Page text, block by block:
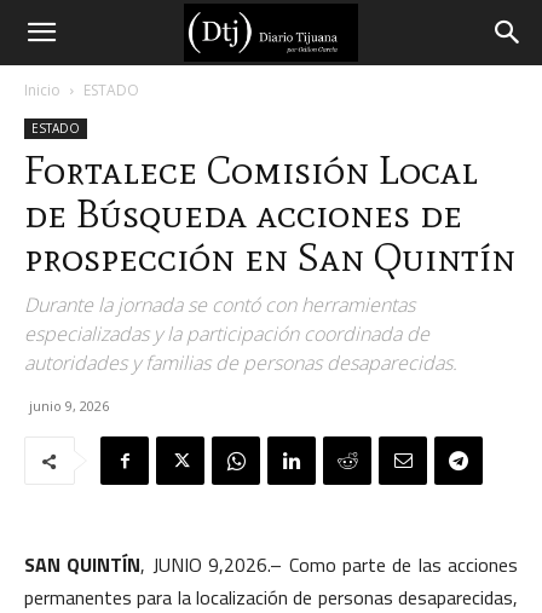
Diario
Tijuana
Inicio ESTADO
ESTADO
Fortalece Comisión Local
de Búsqueda acciones de
prospección en San Quintín
Durante la jornada se contó con herramientas
especializadas y la participación coordinada de
autoridades y familias de personas desaparecidas.
junio 9, 2026
SAN QUINTÍN, JUNIO 9,2026.– Como parte de las acciones
permanentes para la localización de personas desaparecidas,